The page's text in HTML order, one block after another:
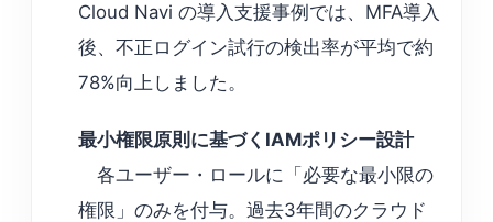
Cloud Navi の導入支援事例では、MFA導入
後、不正ログイン試行の検出率が平均で約
78%向上しました。
最小権限原則に基づくIAMポリシー設計
各ユーザー・ロールに「必要な最小限の
権限」のみを付与。過去3年間のクラウド